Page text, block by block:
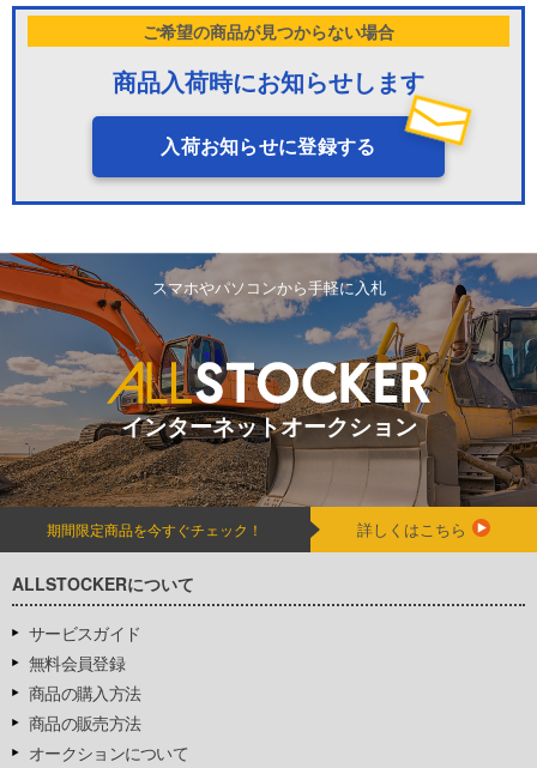
ご希望の商品が見つからない場合
商品入荷時にお知らせします
入荷お知らせに登録する
スマホやパソコンから手軽に入札
インターネットオークション
期間限定商品を今すぐチェック！ 詳しくはこちら
ALLSTOCKERについて
サービスガイド
無料会員登録
商品の購入方法
商品の販売方法
オークションについて